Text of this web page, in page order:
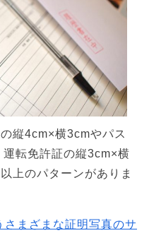
縦4cm×横3cmやパス
転免許証の縦3cm×横
上のパターンがありま
さまざまな証明写真のサ